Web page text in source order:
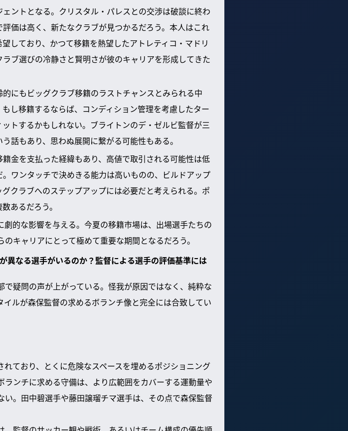
ントとなる。クリスタル・パレスとの交渉は破談に終わ
価は高く、新たなクラブが見つかるだろう。本人はこれ
しており、かつて移籍を熱望したアトレティコ・マドリ
ブ選びの冷静さと賢明さが彼のキャリアを形成してきた
にもビッグクラブ移籍のラストチャンスとみられる中
し移籍するならば、コンディション管理を考慮したター
トするかもしれない。ブライトンのデ・ゼルビ監督が三
話もあり、思わぬ展開に繋がる可能性もある。
金を支払った経緯もあり、高値で取引される可能性は低
ワンタッチで決めきる能力は高いものの、ビルドアップ
クラブへのステップアップには必要だと考えられる。ポ
あるだろう。
的な影響を与える。今夏の移籍市場は、出場選手たちの
キャリアにとって極めて重要な期間となるだろう。
異なる選手がいるのか？監督による選手の評価基準には
疑問の声が上がっている。怪我が原因ではなく、純粋な
ルが森保監督の求めるボランチ像と完全には合致してい
ており、とくに危険なスペースを埋めるポジショニング
ンチに求める守備は、より広範囲をカバーする運動量や
。田中碧選手や藤田譲瑠チマ選手は、その点で森保監督